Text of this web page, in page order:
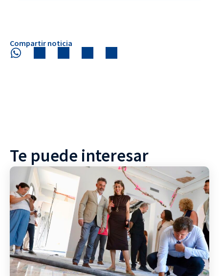
Compartir noticia
Te puede interesar